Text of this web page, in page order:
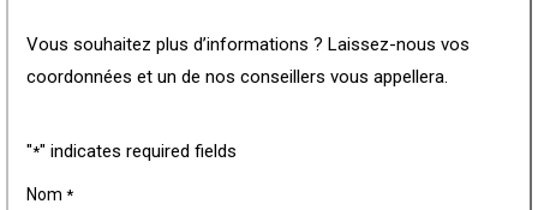
Vous souhaitez plus d’informations ? Laissez-nous vos
coordonnées et un de nos conseillers vous appellera.
"*" indicates required fields
Nom *